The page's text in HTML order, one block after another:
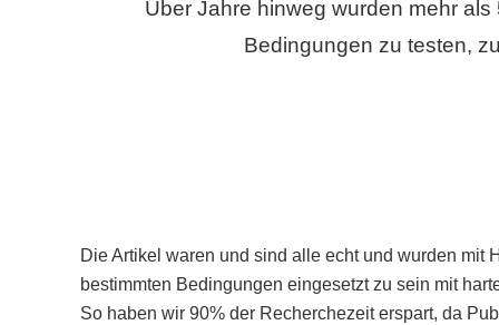
Über Jahre hinweg wurden mehr
Bedingungen zu testen,
Die Artikel waren und sind alle echt und wurden mit
bestimmten Bedingungen eingesetzt zu sein mit
So haben wir 90% der Recherchezeit erspart, da